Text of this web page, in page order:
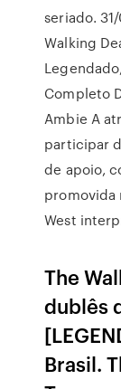
seriado.
Walking
Completo
Ambie A
participar
de apoio,
promovida
West
The
dublês
Brasil.